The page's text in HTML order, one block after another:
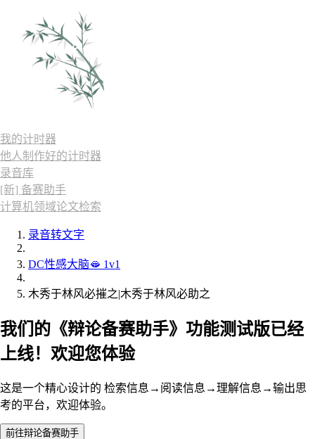
我的计时器
他人制作好的计时器
录音库
[新] 备赛助手
计算机领域论文检索
录音转文字
DC性感大脑🫦 1v1
木秀于林风必摧之|木秀于林风必助之
我们的《辩论备赛助手》功能测试版已经
上线！欢迎您体验
这是一个精心设计的 检索信息→阅读信息→理解信息→输出思
考的平台，欢迎体验。
前往辩论备赛助手